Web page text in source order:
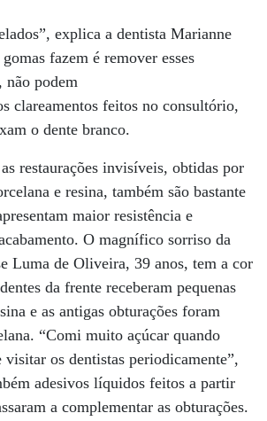
explica a dentista Marianne
fazem é remover esses
não podem
clareamentos feitos no consultório,
o dente branco.
restaurações invisíveis, obtidas por
e resina, também são bastante
maior resistência e
O magnífico sorriso da
Luma de Oliveira, 39 anos, tem a cor
da frente receberam pequenas
e as antigas obturações foram
“Comi muito açúcar quando
visitar os dentistas periodicamente”,
adesivos líquidos feitos a partir
a complementar as obturações.